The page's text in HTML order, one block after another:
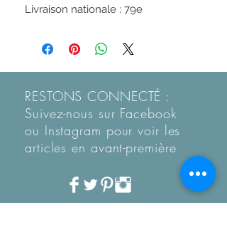
Livraison nationale : 79e
RESTONS CONNECTÉ :
Suivez-nous sur Facebook
ou Instagram pour voir les
articles en avant-première